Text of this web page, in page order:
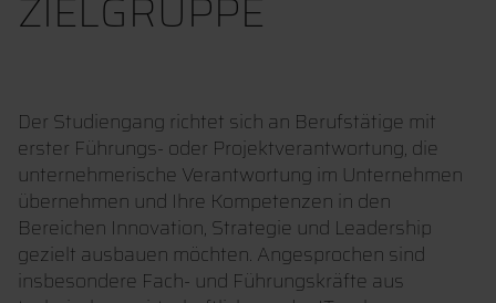
Der Studiengang richtet sich an Berufstätige mit
erster Führungs- oder Projektverantwortung, die
unternehmerische Verantwortung im Unternehmen
übernehmen und Ihre Kompetenzen in den
Bereichen Innovation, Strategie und Leadership
gezielt ausbauen möchten. Angesprochen sind
insbesondere Fach- und Führungskräfte aus